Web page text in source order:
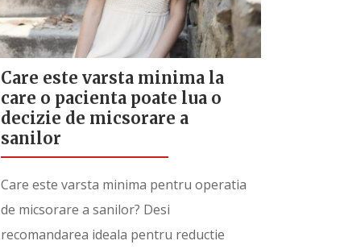
Care este varsta minima la
care o pacienta poate lua o
decizie de micsorare a
sanilor
Care este varsta minima pentru operatia
de micsorare a sanilor? Desi
recomandarea ideala pentru reductie